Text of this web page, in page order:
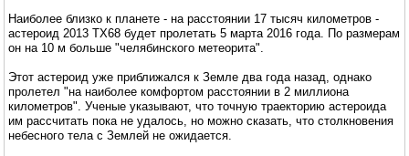
Наиболее близко к планете - на расстоянии 17 тысяч километров -
астероид 2013 TX68 будет пролетать 5 марта 2016 года. По размерам
он на 10 м больше "челябинского метеорита".
Этот астероид уже приближался к Земле два года назад, однако
пролетел "на наиболее комфортом расстоянии в 2 миллиона
километров". Ученые указывают, что точную траекторию астероида
им рассчитать пока не удалось, но можно сказать, что столкновения
небесного тела с Землей не ожидается.